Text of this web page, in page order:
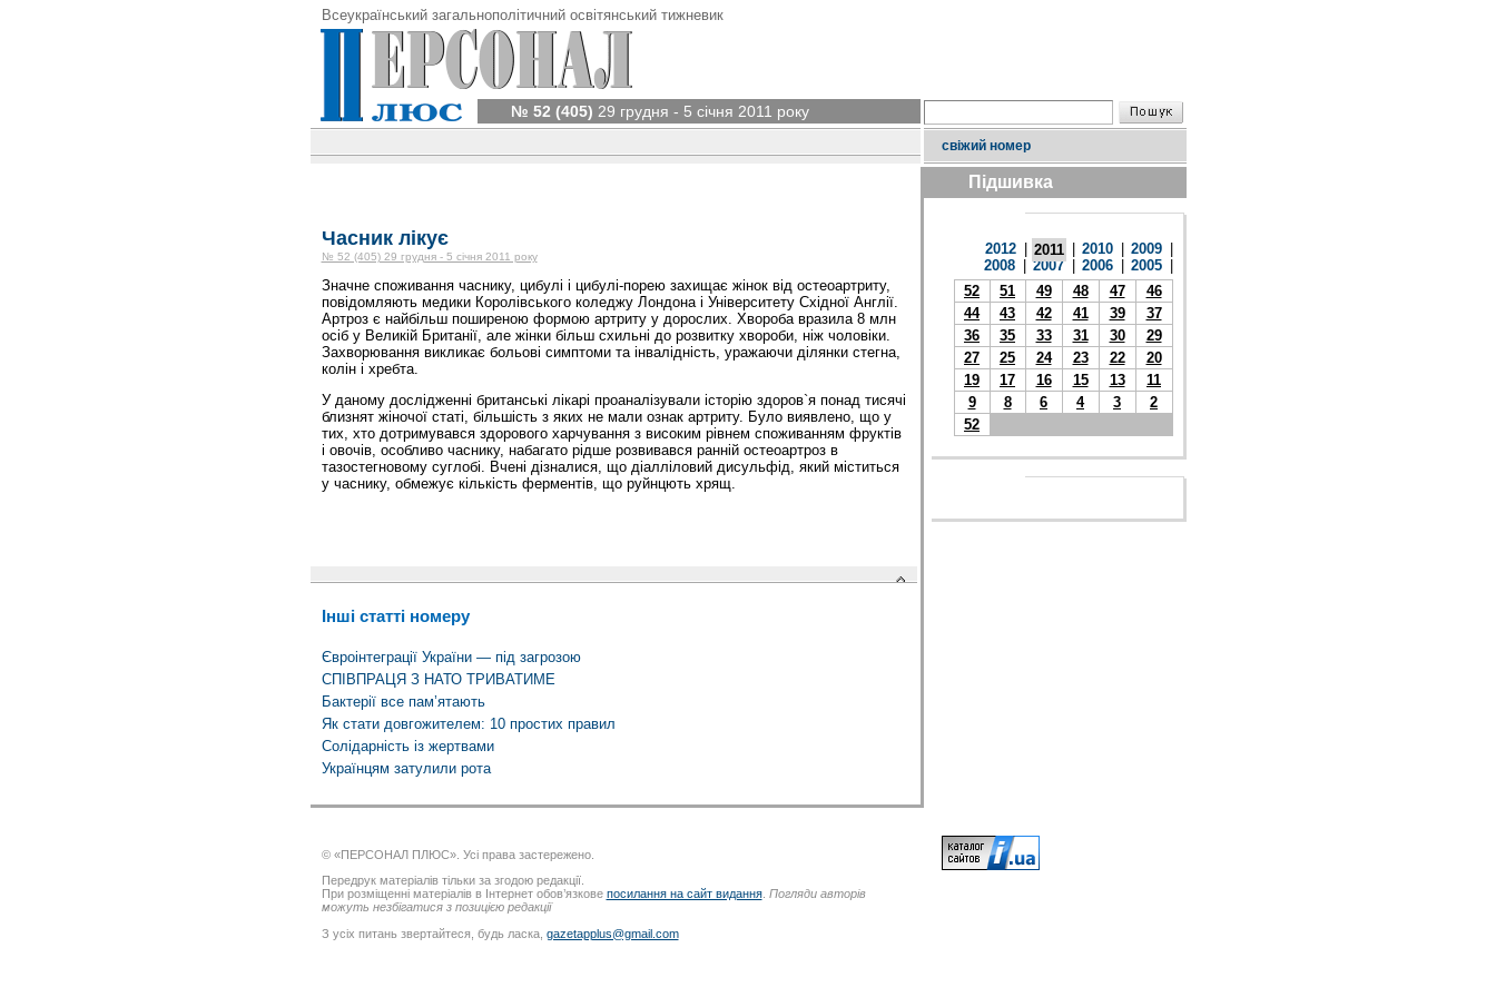
Всеукраїнський загальнополітичний освітянський тижневик
№ 52 (405) 29 грудня - 5 січня 2011 року
свіжий номер
Часник лікує
№ 52 (405) 29 грудня - 5 січня 2011 року
Значне споживання часнику, цибулі і цибулі-порею захищає жінок від остеоартриту,
повідомляють медики Королівського коледжу Лондона і Університету Східної Англії.
Артроз є найбільш поширеною формою артриту у дорослих. Хвороба вразила 8 млн
осіб у Великій Британії, але жінки більш схильні до розвитку хвороби, ніж чоловіки.
Захворювання викликає больові симптоми та інвалідність, уражаючи ділянки стегна,
колін і хребта.
У даному дослідженні британські лікарі проаналізували історію здоров`я понад тисячі
близнят жіночої статі, більшість з яких не мали ознак артриту. Було виявлено, що у
тих, хто дотримувався здорового харчування з високим рівнем споживанням фруктів
і овочів, особливо часнику, набагато рідше розвивався ранній остеоартроз в
тазостегновому суглобі. Вчені дізналися, що діалліловий дисульфід, який міститься
у часнику, обмежує кількість ферментів, що руйнцють хрящ.
Інші статті номеру
Євроінтеграції України — під загрозою
СПІВПРАЦЯ З НАТО ТРИВАТИМЕ
Бактерії все пам’ятають
Як стати довгожителем: 10 простих правил
Солідарність із жертвами
Українцям затулили рота
Підшивка
2012 2011 2010 2009
2008
2007 2006 2005
52
51 49 48 47
46
44
43 42 41 39
37
36
35 33 31 30
29
27
25 24 23 22
20
19
17 16 15 13
11
9
8 6 4 3
2
52
© «ПЕРСОНАЛ ПЛЮС». Усі права застережено.
Передрук матеріалів тільки за згодою редакції.
При розміщенні матеріалів в Інтернет обов’язкове посилання на сайт видання. Погляди авторів
можуть незбігатися з позицією редакції
З усіх питань звертайтеся, будь ласка, gazetapplus@gmail.com